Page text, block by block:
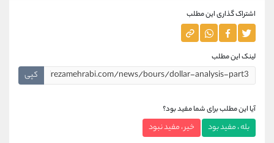
اشتراک گذاری این مطلب
لینک این مطلب
کپی
آیا این مطلب برای شما مفید بود؟
بله ، مفید بود خیر ، مفید نبود